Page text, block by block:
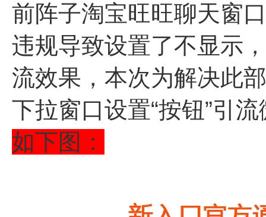
前阵子淘宝旺旺聊天窗
违规导致设置了不显示
流效果，本次为解决此
下拉窗口设置“按钮”引
如下图：